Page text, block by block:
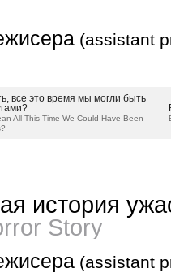
(assistant
все это время мы могли быть
All This Time We Could Have Been
история
Story
(assistant